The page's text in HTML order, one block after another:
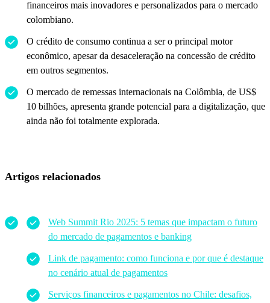
financeiros mais inovadores e personalizados para o mercado
colombiano.
O crédito de consumo continua a ser o principal motor
econômico, apesar da desaceleração na concessão de crédito
em outros segmentos.
O mercado de remessas internacionais na Colômbia, de US$
10 bilhões, apresenta grande potencial para a digitalização, que
ainda não foi totalmente explorada.
Artigos relacionados
Web Summit Rio 2025: 5 temas que impactam o futuro
do mercado de pagamentos e banking
Link de pagamento: como funciona e por que é destaque
no cenário atual de pagamentos
Serviços financeiros e pagamentos no Chile: desafios,